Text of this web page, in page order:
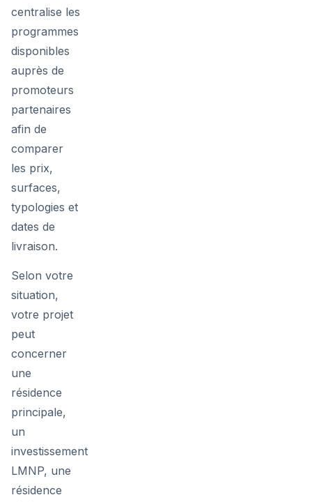
centralise les
programmes
disponibles
auprès de
promoteurs
partenaires
afin de
comparer
les prix,
surfaces,
typologies et
dates de
livraison.
Selon votre
situation,
votre projet
peut
concerner
une
résidence
principale,
un
investissement
LMNP, une
résidence